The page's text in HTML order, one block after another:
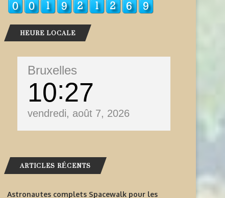
HEURE LOCALE
Bruxelles
10 27
vendredi, août 7, 2026
ARTICLES RÉCENTS
Astronautes complets Spacewalk pour les